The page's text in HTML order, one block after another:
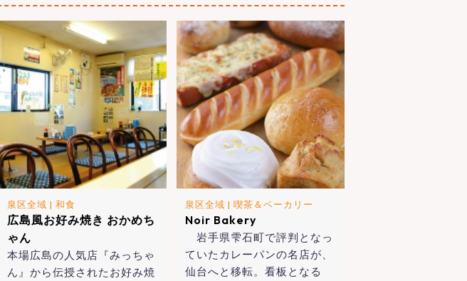
泉区全域 | 和食
広島風お好み焼き おかめち
ゃん
本場広島の人気店『みっちゃ
ん』から伝授されたお好み焼
泉区全域 | 喫茶＆ベーカリー
Noir Bakery
岩手県雫石町で評判となっ
ていたカレーパンの名店が、
仙台へと移転。看板となる